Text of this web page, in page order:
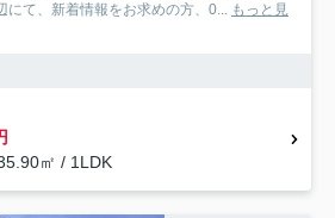
にて、新着情報をお求めの方、0... もっと見
㎡ / 1LDK